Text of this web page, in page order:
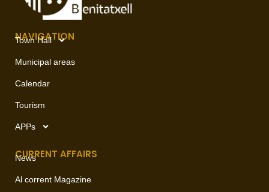
NAVIGATION
Town Hall
Municipal areas
Calendar
Tourism
APPs
CURRENT AFFAIRS
News
Al corrent Magazine